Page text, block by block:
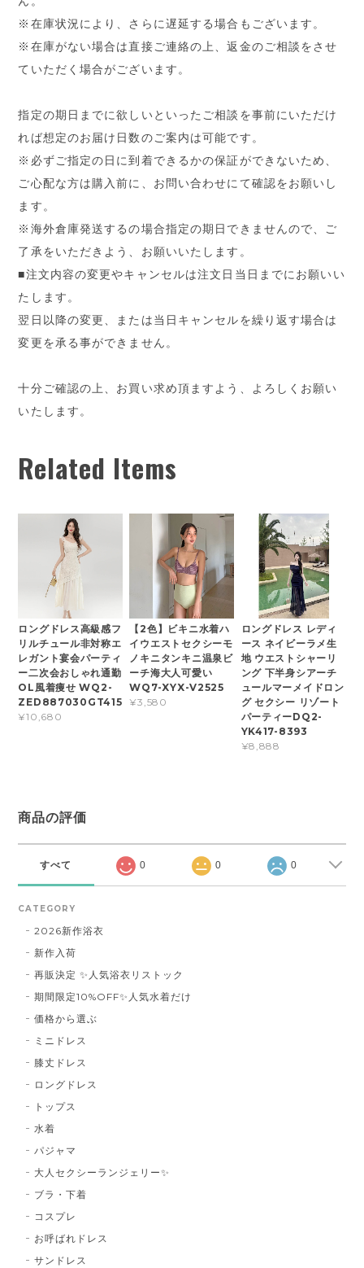
※在庫状況により、さらに遅延する場合もございます。
※在庫がない場合は直接ご連絡の上、返金のご相談をさせ
ていただく場合がございます。
指定の期日までに欲しいといったご相談を事前にいただけ
れば想定のお届け日数のご案内は可能です。
※必ずご指定の日に到着できるかの保証ができないため、
ご心配な方は購入前に、お問い合わせにて確認をお願いし
ます。
※海外倉庫発送するの場合指定の期日できませんので、ご
了承をいただきよう、お願いいたします。
■注文内容の変更やキャンセルは注文日当日までにお願いい
たします。
翌日以降の変更、または当日キャンセルを繰り返す場合は
変更を承る事ができません。
十分ご確認の上、お買い求め頂ますよう、よろしくお願い
いたします。
Related Items
ロングドレス高級感フ
リルチュール非対称エ
レガント宴会パーティ
ー二次会おしゃれ通勤
OL風着痩せ WQ2-
ZED887030GT415
¥10,680
【2色】ビキニ水着ハ
イウエストセクシーモ
ノキニタンキニ温泉ビ
ーチ海大人可愛い
WQ7-XYX-V2525
¥3,580
ロングドレス レディ
ース ネイビーラメ生
地 ウエストシャーリ
ング 下半身シアーチ
ュールマーメイドロン
グ セクシー リゾート
パーティーDQ2-
YK417-8393
¥8,888
商品の評価
すべて 0 0 0
CATEGORY
2026新作浴衣
新作入荷
再販決定 ✨人気浴衣リストック
期間限定10%OFF✨人気水着だけ
価格から選ぶ
ミニドレス
膝丈ドレス
ロングドレス
トップス
水着
パジャマ
大人セクシーランジェリー✨
ブラ・下着
コスプレ
お呼ばれドレス
サンドレス